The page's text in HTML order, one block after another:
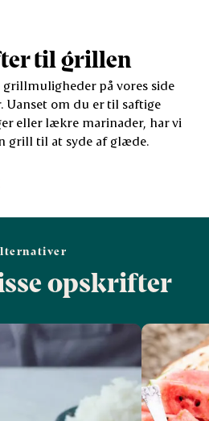
til grillen
på vores side
om du er til saftige
eller lækre marinader, har vi
grill til at syde af glæde.
opskrifter